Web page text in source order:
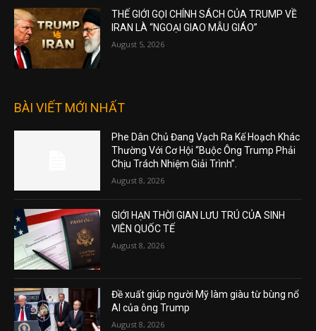
THẾ GIỚI GỌI CHÍNH SÁCH CỦA TRUMP VỀ
IRAN LÀ “NGOẠI GIAO MẪU GIÁO”
August 5, 2026
BÀI VIẾT MỚI NHẤT
Phe Dân Chủ Đang Vạch Ra Kế Hoạch Khác
Thường Với Cơ Hội “Buộc Ông Trump Phải
Chịu Trách Nhiệm Giải Trình”.
August 8, 2026
GIỚI HẠN THỜI GIAN LƯU TRÚ CỦA SINH
VIÊN QUỐC TẾ
August 8, 2026
Đề xuất giúp người Mỹ làm giàu từ bùng nổ
AI của ông Trump
August 8, 2026